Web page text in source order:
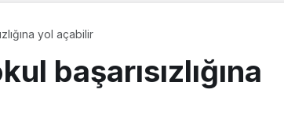
yol açabilir
başarısızlığına